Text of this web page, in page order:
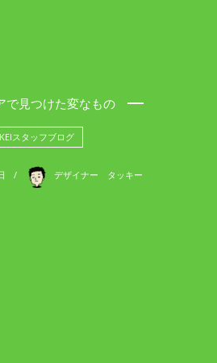
で見つけた変なもの
KEIスタッフブログ
デザイナー タッキー